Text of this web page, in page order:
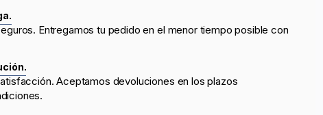
Entregamos tu pedido en el menor tiempo posible con
Aceptamos devoluciones en los plazos